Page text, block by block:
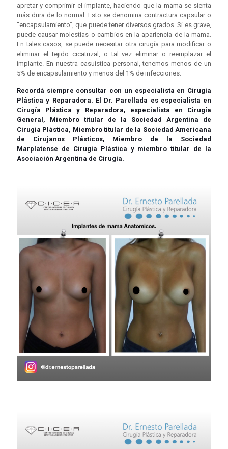
apretar y comprimir el implante, haciendo que la mama se sienta
más dura de lo normal. Esto se denomina contractura capsular o
“encapsulamiento”, que puede tener diversos grados. Si es grave,
puede causar molestias o cambios en la apariencia de la mama.
En tales casos, se puede necesitar otra cirugía para modificar o
eliminar el tejido cicatrizal, o tal vez eliminar o reemplazar el
implante. En nuestra casuística personal, tenemos menos de un
5% de encapsulamiento y menos del 1% de infecciones.
Recordá siempre consultar con un especialista en Cirugía
Plástica y Reparadora. El Dr. Parellada es especialista en
Cirugía Plástica y Reparadora, especialista en Cirugía
General, Miembro titular de la Sociedad Argentina de
Cirugía Plástica, Miembro titular de la Sociedad Americana
de Cirujanos Plásticos, Miembro de la Sociedad
Marplatense de Cirugía Plástica y miembro titular de la
Asociación Argentina de Cirugía.